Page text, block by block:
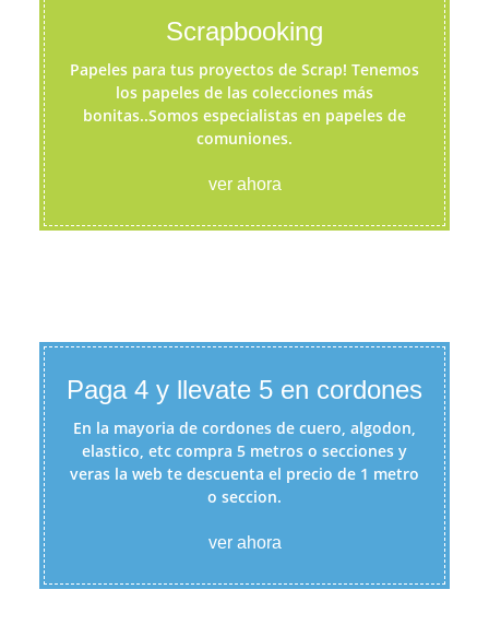
Scrapbooking
Papeles para tus proyectos de Scrap! Tenemos
los papeles de las colecciones más
bonitas..Somos especialistas en papeles de
comuniones.
ver ahora
Paga 4 y llevate 5 en cordones
En la mayoria de cordones de cuero, algodon,
elastico, etc compra 5 metros o secciones y
veras la web te descuenta el precio de 1 metro
o seccion.
ver ahora